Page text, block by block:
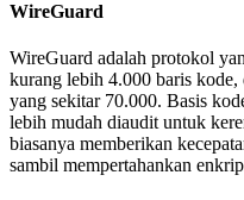
WireGuard
WireGuard adalah protokol
kurang lebih 4.000 baris
yang sekitar 70.000. Basis
lebih mudah diaudit untuk
biasanya memberikan
sambil mempertahankan